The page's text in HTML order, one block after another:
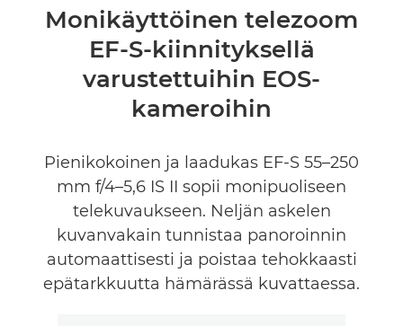
Yleiskuvaus
Monikäyttöinen telezoom
EF-S-kiinnityksellä
varustettuihin EOS-
kameroihin
Pienikokoinen ja laadukas EF-S 55–250
mm f/4–5,6 IS II sopii monipuoliseen
telekuvaukseen. Neljän askelen
kuvanvakain tunnistaa panoroinnin
automaattisesti ja poistaa tehokkaasti
epätarkkuutta hämärässä kuvattaessa.